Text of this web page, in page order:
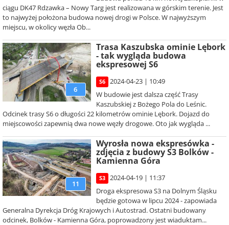
ciągu DK47 Rdzawka – Nowy Targ jest realizowana w górskim terenie. Jest
to najwyżej położona budowa nowej drogi w Polsce. W najwyższym
miejscu, w okolicy węzła Ob...
6
Trasa Kaszubska ominie Lębork
- tak wygląda budowa
ekspresowej S6
S6
2024-04-23 | 10:49
W budowie jest dalsza część Trasy
Kaszubskiej z Bożego Pola do Leśnic.
Odcinek trasy S6 o długości 22 kilometrów ominie Lębork. Dojazd do
miejscowości zapewnią dwa nowe węzły drogowe. Oto jak wygląda ...
11
Wyrosła nowa ekspresówka -
zdjęcia z budowy S3 Bolków -
Kamienna Góra
S3
2024-04-19 | 11:37
Droga ekspresowa S3 na Dolnym Śląsku
będzie gotowa w lipcu 2024 - zapowiada
Generalna Dyrekcja Dróg Krajowych i Autostrad. Ostatni budowany
odcinek, Bolków - Kamienna Góra, poprowadzony jest wiaduktam...